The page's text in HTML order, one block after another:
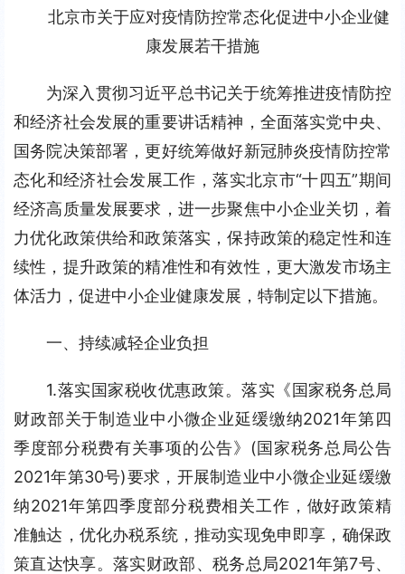
北京市关于应对疫情防控常态化促进中小企业健
康发展若干措施
为深入贯彻习近平总书记关于统筹推进疫情防控
和经济社会发展的重要讲话精神，全面落实党中央、
国务院决策部署，更好统筹做好新冠肺炎疫情防控常
态化和经济社会发展工作，落实北京市“十四五”期间
经济高质量发展要求，进一步聚焦中小企业关切，着
力优化政策供给和政策落实，保持政策的稳定性和连
续性，提升政策的精准性和有效性，更大激发市场主
体活力，促进中小企业健康发展，特制定以下措施。
一、持续减轻企业负担
1.落实国家税收优惠政策。落实《国家税务总局
财政部关于制造业中小微企业延缓缴纳2021年第四
季度部分税费有关事项的公告》(国家税务总局公告
2021年第30号)要求，开展制造业中小微企业延缓缴
纳2021年第四季度部分税费相关工作，做好政策精
准触达，优化办税系统，推动实现免申即享，确保政
策直达快享。落实财政部、税务总局2021年第7号、